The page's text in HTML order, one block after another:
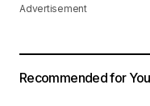
Advertisement
Recommended for You